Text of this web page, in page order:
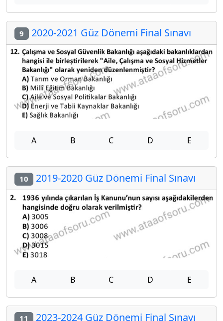
9 2020-2021 Güz Dönemi Final Sınavı
A B C D E
10 2019-2020 Güz Dönemi Final Sınavı
A B C D E
11 2023-2024 Güz Dönemi Final Sınavı